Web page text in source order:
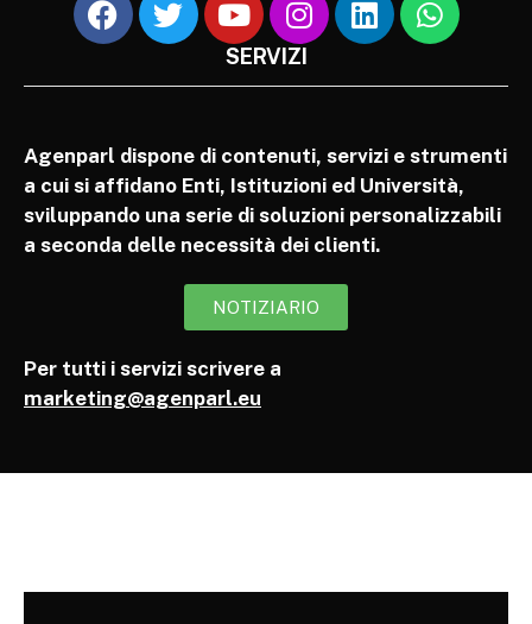
SERVIZI
Agenparl dispone di contenuti, servizi e strumenti
a cui si affidano Enti, Istituzioni ed Università,
sviluppando una serie di soluzioni personalizzabili
a seconda delle necessità dei clienti.
NOTIZIARIO
Per tutti i servizi scrivere a
marketing@agenparl.eu